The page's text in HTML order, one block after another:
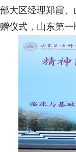
部大区经理郑霞
赠仪式，山东第